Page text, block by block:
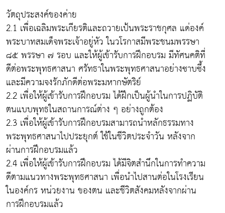
วัตถุประสงค์ของค่าย
2.1 เพื่อเฉลิมพระเกียรติและถวายเป้นพระราชกุศล แด่องค์
พระบาทสมเด็จพระเจ้าอยู่หัว ในวโรกาสมีพระชนมพรรษา
๘๕ พรรษา ๗ รอบ และให้ผู้เข้ารับการฝึกอบรม มีทัศนคติที่
ดีต่อพระพุทธศาสนา ศรัทธาในพระพุทธศาสนาอย่างซาบซึ้ง
และมีความจงรักภักดีต่อพระมหากษัตริย์
2.2 เพื่อให้ผู้เข้ารับการฝึกอบรม ได้ฝึกเป็นผู้นำในการปฏิบัติ
ตนแบบพุทธในสถานการณ์ต่าง ๆ อย่างถูกต้อง
2.3 เพื่อให้ผู้เข้ารับการฝึกอบรมสามารถนำหลักธรรมทาง
พระพุทธศาสนาไปประยุกต์ ใช้ในชีวิตประจำวัน หลังจาก
ผ่านการฝึกอบรมแล้ว
2.4 เพื่อให้ผู้เข้ารับการฝึกอบรม ได้มีจิตสำนึกในการทำความ
ดีตามแนวทางพระพุทธศาสนา เพื่อนำไปสานต่อในโรงเรียน
ในองค์กร หน่วยงาน ของตน และชีวิตสังคมหลังจากผ่าน
การฝึกอบรมแล้ว